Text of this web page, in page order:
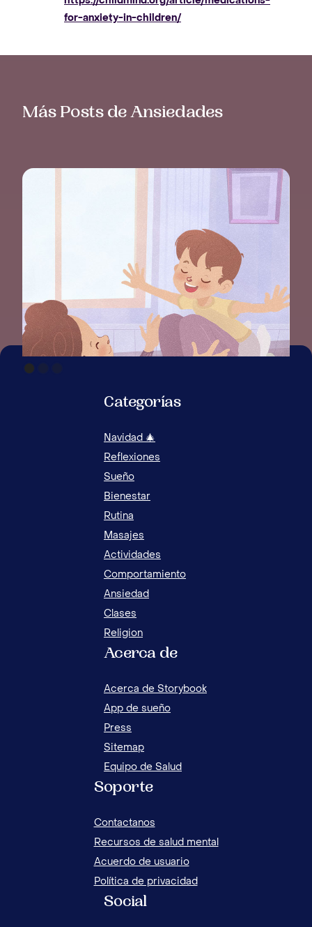
for-anxiety-in-children/
Más Posts de Ansiedades
ANSIEDAD EN NIÑOS
Categorías
Navidad 🎄
Reflexiones
Sueño
Bienestar
Rutina
Masajes
Actividades
Comportamiento
Ansiedad
Clases
Religion
Acerca de
Acerca de Storybook
App de sueño
Press
Sitemap
Equipo de Salud
Soporte
Contactanos
Recursos de salud mental
Acuerdo de usuario
Política de privacidad
Social